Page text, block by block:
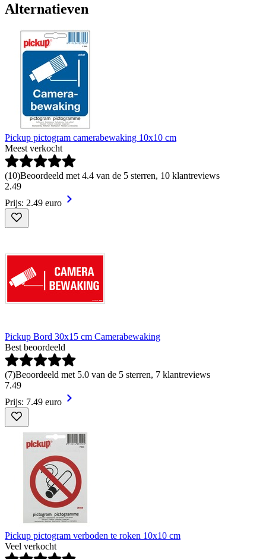
Alternatieven
Pickup pictogram camerabewaking 10x10 cm
Meest verkocht
(10)Beoordeeld met 4.4 van de 5 sterren, 10 klantreviews
2.49
Prijs: 2.49 euro
Pickup Bord 30x15 cm Camerabewaking
Best beoordeeld
(7)Beoordeeld met 5.0 van de 5 sterren, 7 klantreviews
7.49
Prijs: 7.49 euro
Pickup pictogram verboden te roken 10x10 cm
Veel verkocht